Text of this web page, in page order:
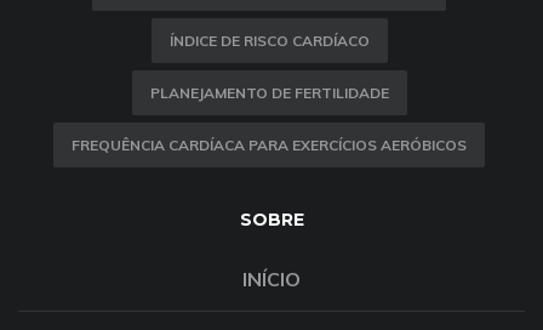
ÍNDICE DE RISCO CARDÍACO
PLANEJAMENTO DE FERTILIDADE
FREQUÊNCIA CARDÍACA PARA EXERCÍCIOS AERÓBICOS
SOBRE
INÍCIO